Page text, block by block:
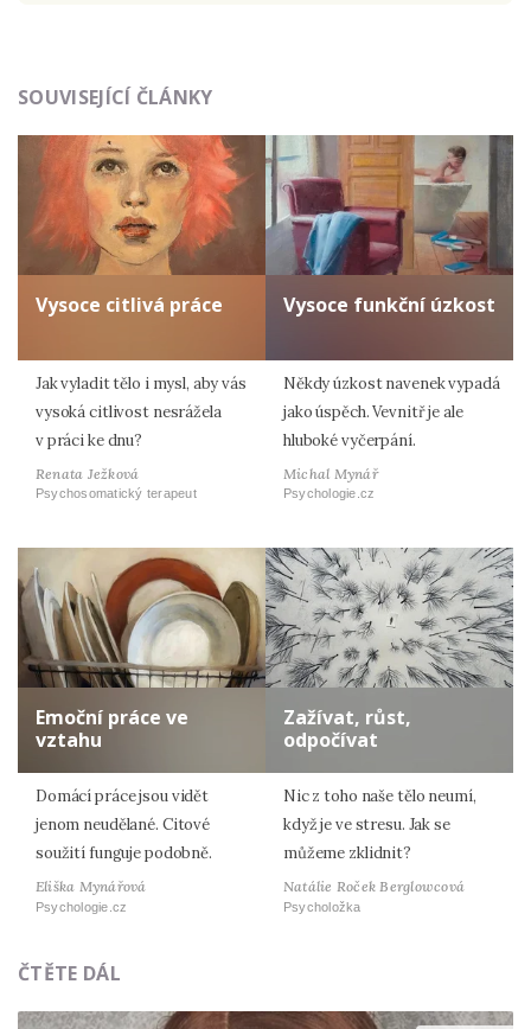
údajů.
SOUVISEJÍCÍ ČLÁNKY
Vysoce citlivá práce
Jak vyladit tělo i mysl, aby vás
vysoká citlivost nesrážela
v práci ke dnu?
Renata Ježková
Psychosomatický terapeut
Vysoce funkční úzkost
Někdy úzkost navenek vypadá
jako úspěch. Vevnitř je ale
hluboké vyčerpání.
Michal Mynář
Psychologie.cz
Emoční práce ve
vztahu
Domácí práce jsou vidět
jenom neudělané. Citové
soužití funguje podobně.
Eliška Mynářová
Psychologie.cz
Zažívat, růst,
odpočívat
Nic z toho naše tělo neumí,
když je ve stresu. Jak se
můžeme zklidnit?
Natálie Roček Berglowcová
Psycholožka
ČTĚTE DÁL